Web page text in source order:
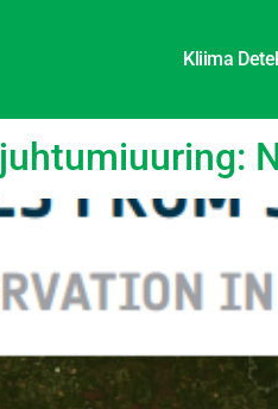
Kliima